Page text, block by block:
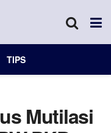
TIPS
Mutilasi